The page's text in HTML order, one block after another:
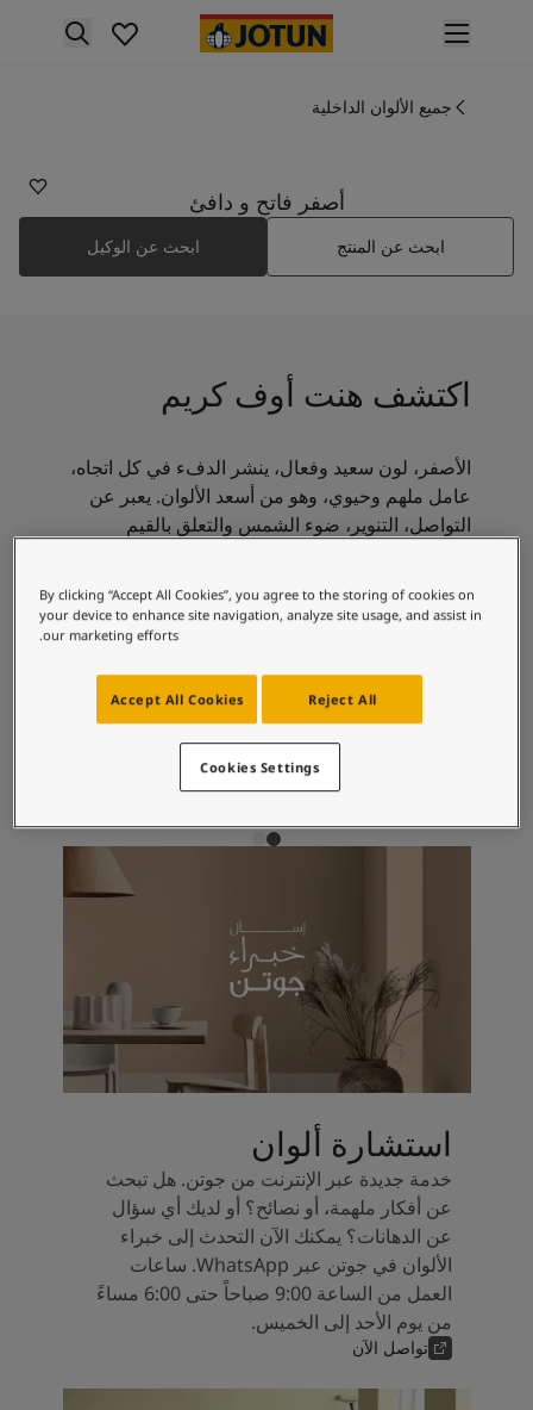
nav label
منتجات الدهان الداخلي
الألوان
ألوان الدهانات الداخلية
جميع ألوان الديكور الداخلي
Colour tools
إلهام ألوان الدهان الداخلي
إلهام ألوان الدهان الخارجي
المقالات
Book a painter
Contact Us
مستندات المنتجات
مساحات تنبض بالحياة - أحدث مجموعة ألوان جوتن
جميع الألوان الداخلية
أصفر فاتح و دافئ
ابحث عن المنتج ابحث عن الوكيل
اكتشف هنت أوف كريم
الأصفر، لون سعيد وفعال، ينشر الدفء في كل اتجاه،
عامل ملهم وحيوي، وهو من أسعد الألوان. يعبر عن
التواصل، التنوير، ضوء الشمس والتعلق بالقيم
مجموعات الألوان الموصى بها
1624
سكاي لايت
10683
استشارة ألوان
خدمة جديدة عبر الإنترنت من جوتن. هل تبحث
عن أفكار ملهمة، أو نصائح؟ أو لديك أي سؤال
عن الدهانات؟ يمكنك الآن التحدث إلى خبراء
الألوان في جوتن عبر WhatsApp. ساعات
العمل من الساعة 9:00 صباحاً حتى 6:00 مساءً
من يوم الأحد إلى الخميس.
تواصل الآن
By clicking “Accept All Cookies”, you agree to the storing of cookies on
your device to enhance site navigation, analyze site usage, and assist in
our marketing efforts.
Reject All
Accept All Cookies
Cookies Settings